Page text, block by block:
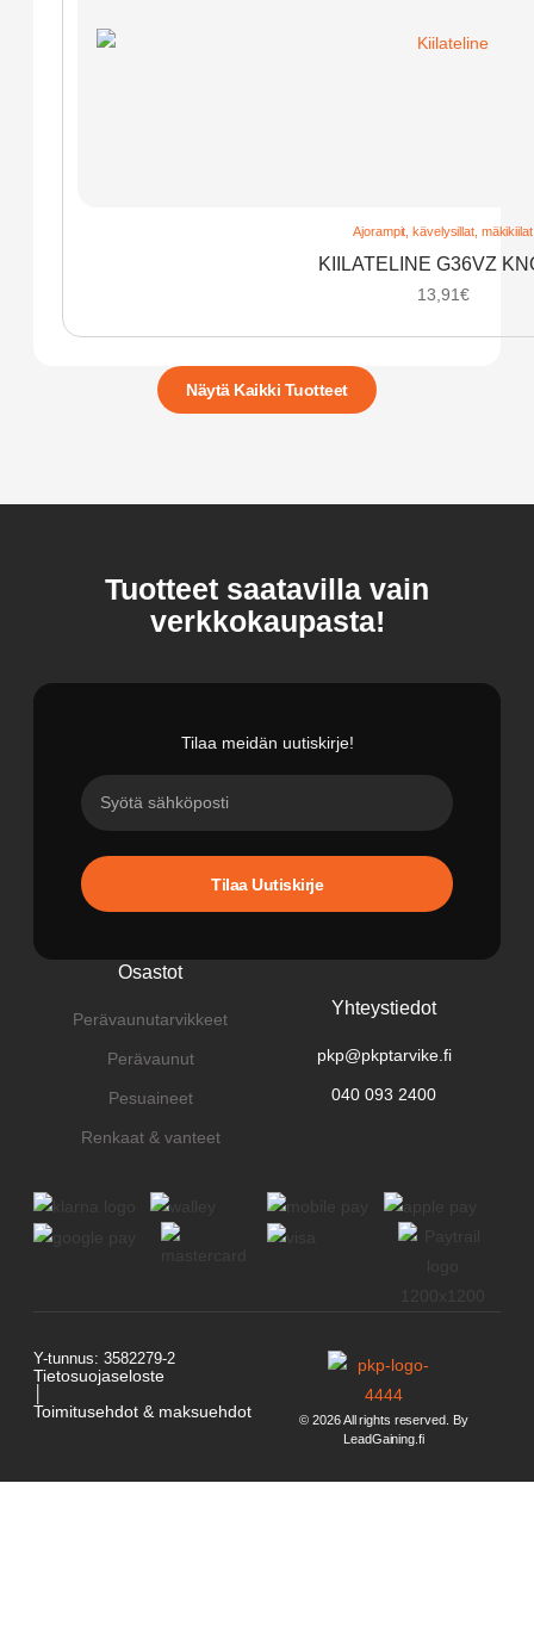
Näytä Kaikki Tuotteet
Ajorampit, kävelysillat, mäkikiilat
KIILATELINE G36VZ
13,91€
Tuotteet saatavilla vain
verkkokaupasta!
Tilaa meidän uutiskirje!
Tilaa Uutiskirje
Osastot
Perävaunutarvikkeet
Perävaunut
Pesuaineet
Renkaat & vanteet
Yhteystiedot
pkp@pkptarvike.fi
040 093 2400
© 2026 All rights reserved. By
LeadGaining.fi
Y-tunnus: 3582279-2
Tietosuojaseloste
Toimitusehdot & maksuehdot